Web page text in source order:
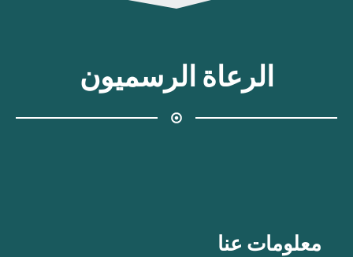
الرعاة الرسميون
معلومات عنا